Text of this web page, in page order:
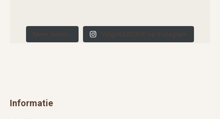
Meer laden... Volg HUIZEDOP op Instagram
Informatie